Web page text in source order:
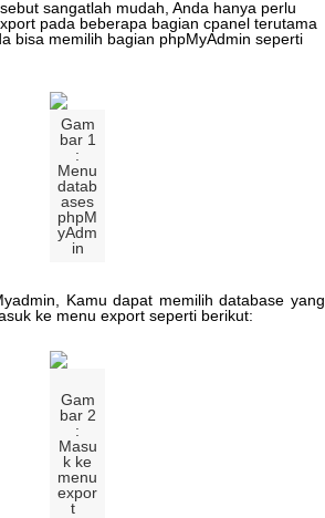
sangatlah mudah Anda hanya perlu
pada beberapa bagian cpanel terutama
bisa memilih bagian phpMyAdmin seperti
Gam
bar 1
:
Menu
datab
ases
phpM
yAdm
in
Kamu dapat memilih database yang
ke menu export seperti berikut:
Gam
bar 2
:
Masu
k ke
menu
expor
t